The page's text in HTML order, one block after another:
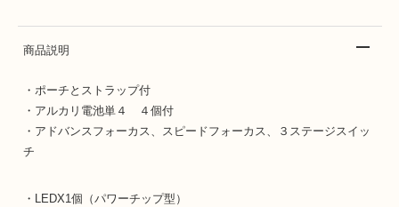
商品説明
・ポーチとストラップ付
・アルカリ電池単４ ４個付
・アドバンスフォーカス、スピードフォーカス、３ステージスイッ
チ
・LEDX1個（パワーチップ型）